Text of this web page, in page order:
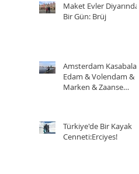
Maket Evler Diyarında
Bir Gün: Brüj
Amsterdam Kasabaları:
Edam & Volendam &
Marken & Zaanse
Türkiye'de Bir Kayak
Cenneti:Erciyes!